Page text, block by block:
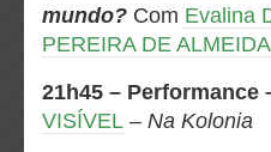
mundo? Com Evalina
PEREIRA DE ALMEIDA
21h45 – Performance
VISÍVEL – Na Kolonia